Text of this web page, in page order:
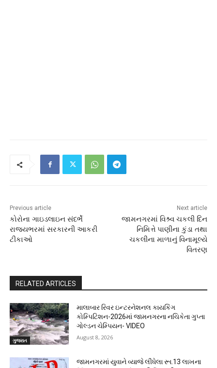
Previous article
કોરોના ગાઇડલાઇન સંદર્ભે
રાજયભરમાં સરકારની આકરી
ટીકાઓ
Next article
જામનગરમાં વિશ્ર્વ ચકલી દિન
નિમિત્તે પાણીના કુંડા તથા
ચકલીના માળાનું વિનામૂલ્યે
વિતરણ
RELATED ARTICLES
ગુજરાત
માલાબાર રિવર ઇન્ટરનેશનલ કાયકિંગ
કોમ્પિટિશન-2026માં જામનગરના નચિકેતા ગુપ્તા
ગોલ્ડન ચેમ્પિયન- VIDEO
August 8, 2026
જામનગરમાં યુવાને વ્યાજે લીધેલા રૂા.13 લાખના